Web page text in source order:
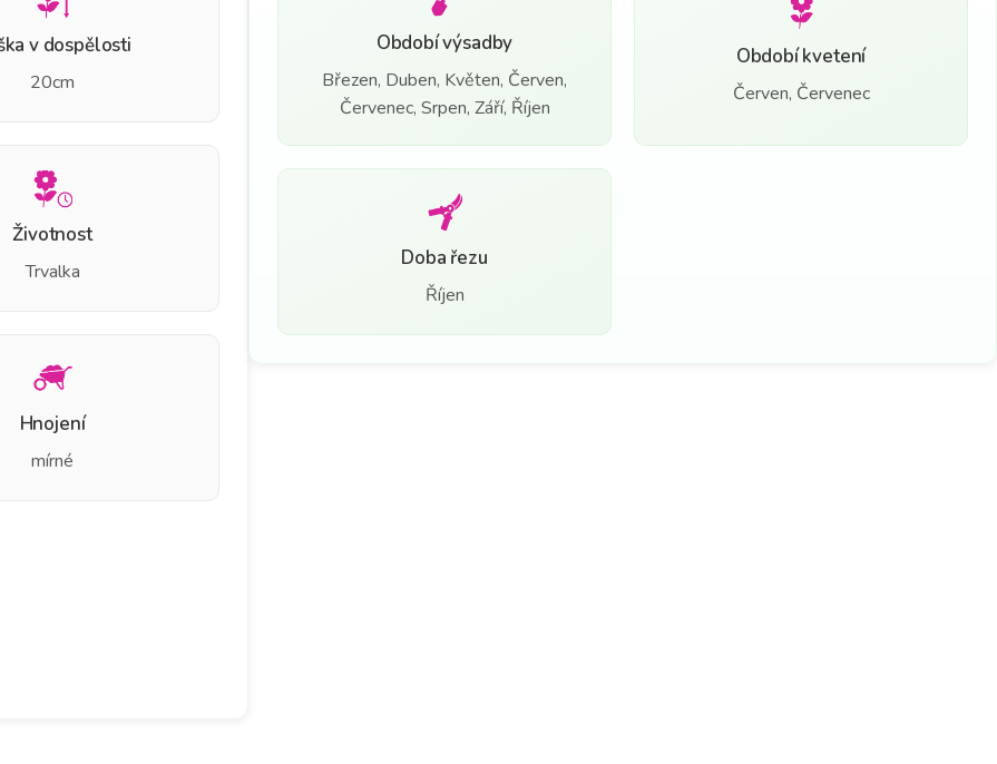
v dospělosti
20cm
Životnost
Trvalka
Hnojení
mírné
Období výsadby
Březen, Duben, Květen, Červen,
Červenec, Srpen, Září, Říjen
Období kvetení
Červen, Červenec
Doba řezu
Říjen